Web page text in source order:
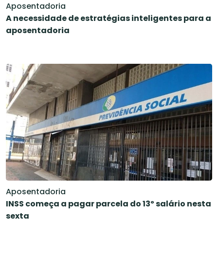
Aposentadoria
A necessidade de estratégias inteligentes para a
aposentadoria
Aposentadoria
INSS começa a pagar parcela do 13º salário nesta
sexta